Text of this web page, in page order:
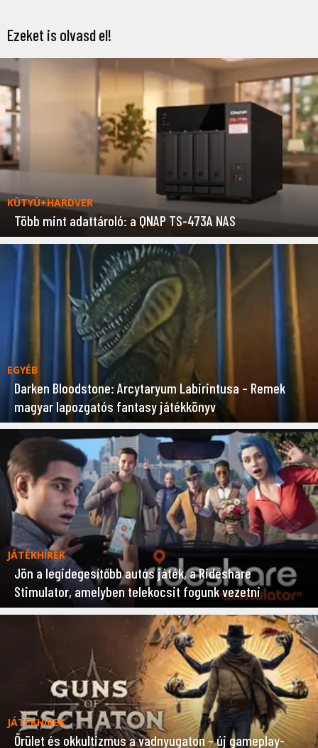
Ezeket is olvasd el!
KÜTYÜ+HARDVER
Több mint adattároló: a QNAP TS-473A NAS
EGYÉB
Darken Bloodstone: Arcytaryum Labirintusa – Remek
magyar lapozgatós fantasy játékkönyv
JÁTÉKHÍREK
Jön a legidegesítőbb autós játék, a Rideshare
Stimulator, amelyben telekocsit fogunk vezetni
JÁTÉKHÍREK
Őrület és okkultizmus a vadnyugaton – új gameplay-